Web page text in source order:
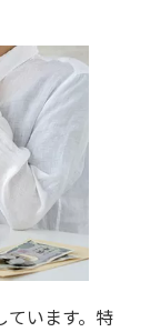
ています。特